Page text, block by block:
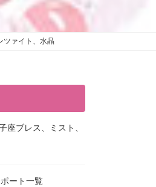
ァイト、水晶
座ブレス、ミスト、
ート一覧